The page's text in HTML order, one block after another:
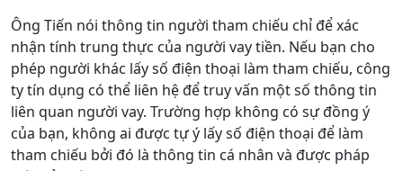
Ông Tiến nói thông tin người tham chiếu chỉ để xác
nhận tính trung thực của người vay tiền. Nếu bạn cho
phép người khác lấy số điện thoại làm tham chiếu, công
ty tín dụng có thể liên hệ để truy vấn một số thông tin
liên quan người vay. Trường hợp không có sự đồng ý
của bạn, không ai được tự ý lấy số điện thoại để làm
tham chiếu bởi đó là thông tin cá nhân và được pháp